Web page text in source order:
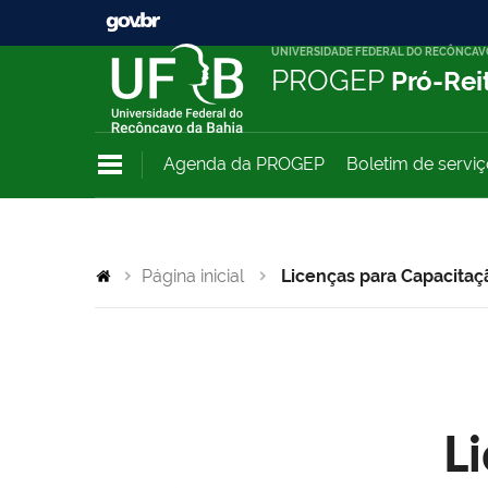
UNIVERSIDADE FEDERAL DO
PROGEP Pró-
Agenda da PROGEP Boletim de
Página inicial Licenças para